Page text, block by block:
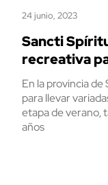
24 junio, 2023
Sancti
recreativa
En la provincia
para llevar
etapa de verano,
años